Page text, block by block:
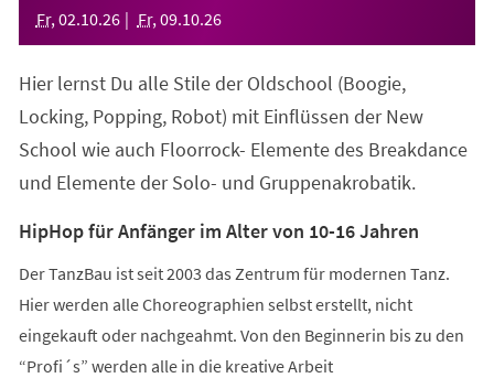
Fr, 02.10.26 Fr, 09.10.26
Hier lernst Du alle Stile der Oldschool (Boogie,
Locking, Popping, Robot) mit Einflüssen der New
School wie auch Floorrock- Elemente des Breakdance
und Elemente der Solo- und Gruppenakrobatik.
HipHop für Anfänger im Alter von 10-16 Jahren
Der TanzBau ist seit 2003 das Zentrum für modernen Tanz.
Hier werden alle Choreographien selbst erstellt, nicht
eingekauft oder nachgeahmt. Von den Beginnerin bis zu den
“Profi´s” werden alle in die kreative Arbeit